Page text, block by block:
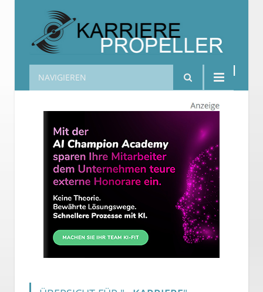
Karrierepropeller
NAVIGIEREN